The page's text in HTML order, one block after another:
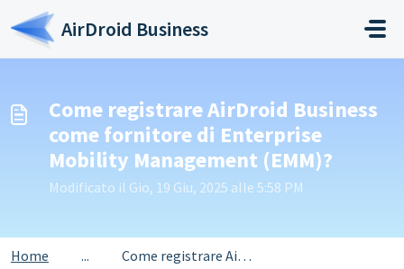
Salta al contenuto principale
AirDroid Business
Come registrare AirDroid Business
come fornitore di Enterprise
Mobility Management (EMM)?
Modificato il Gio, 19 Giu, 2025 alle 5:58 PM
Home ... Come registrare AirDroid Business come fornitore di Enter...